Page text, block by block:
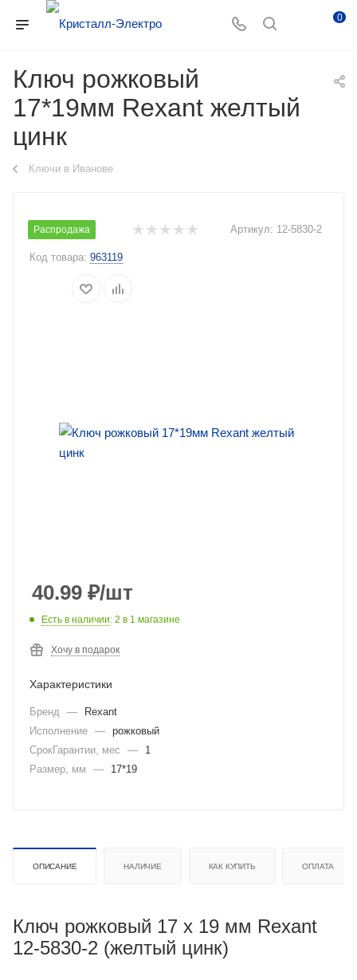
0
Ключ рожковый
17*19мм Rexant желтый
цинк
Ключи в Иванове
Распродажа Артикул: 12-5830-2
Код товара: 963119
40.99 ₽/шт
Есть в наличии: 2 в 1 магазине
Хочу в подарок
Характеристики
Бренд —
Rexant
Исполнение — рожковый
СрокГарантии, мес
—
1
Размер, мм
— 17*19
ОПИСАНИЕ НАЛИЧИЕ КАК КУПИТЬ ОПЛАТА
Ключ рожковый 17 х 19 мм Rexant
12-5830-2 (желтый цинк)